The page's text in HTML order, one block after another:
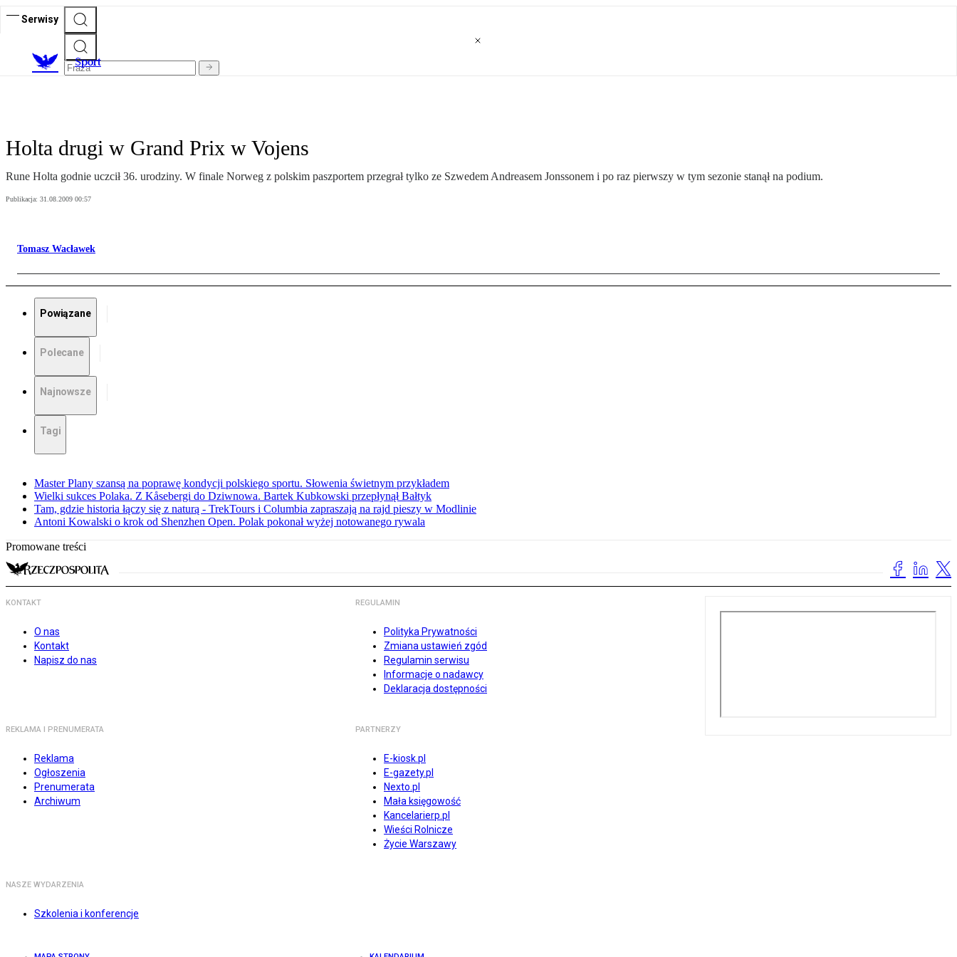
Serwisy
Sport
Holta drugi w Grand Prix w Vojens
Rune Holta godnie uczcił 36. urodziny. W finale Norweg z polskim paszportem przegrał tylko ze Szwedem Andreasem Jonssonem i po raz pierwszy w tym sezonie stanął na podium.
Publikacja: 31.08.2009 00:57
Tomasz Wacławek
Powiązane
Polecane
Najnowsze
Tagi
Master Plany szansą na poprawę kondycji polskiego sportu. Słowenia świetnym przykładem
Wielki sukces Polaka. Z Kåsebergi do Dziwnowa. Bartek Kubkowski przepłynął Bałtyk
Tam, gdzie historia łączy się z naturą - TrekTours i Columbia zapraszają na rajd pieszy w Modlinie
Antoni Kowalski o krok od Shenzhen Open. Polak pokonał wyżej notowanego rywala
Promowane treści
KONTAKT
O nas
Kontakt
Napisz do nas
REGULAMIN
Polityka Prywatności
Zmiana ustawień zgód
Regulamin serwisu
Informacje o nadawcy
Deklaracja dostępności
REKLAMA I PRENUMERATA
Reklama
Ogłoszenia
Prenumerata
Archiwum
PARTNERZY
E-kiosk.pl
E-gazety.pl
Nexto.pl
Mała księgowość
Kancelarierp.pl
Wieści Rolnicze
Życie Warszawy
NASZE WYDARZENIA
Szkolenia i konferencje